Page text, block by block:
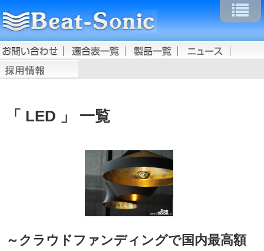
LED 一覧
～クラウドファンディングで国内最高額